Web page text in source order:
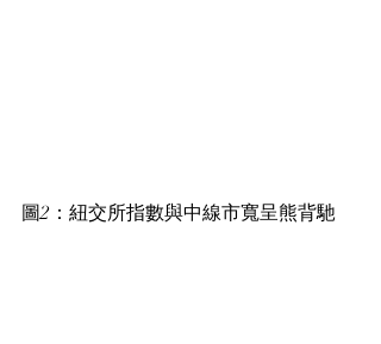
圖2：紐交所指數與中線市寬呈熊背馳